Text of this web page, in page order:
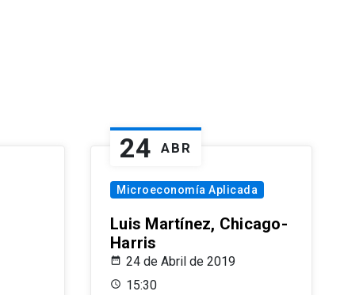
24 ABR
Microeconomía Aplicada
Luis Martínez, Chicago-
Harris
24 de Abril de 2019
15:30